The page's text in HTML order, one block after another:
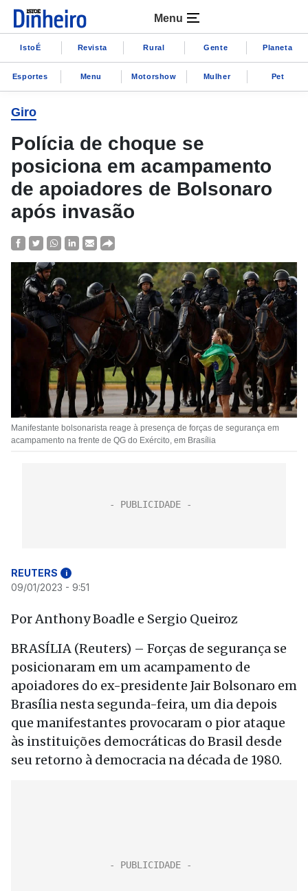
Menu
IstoÉ Revista Rural Gente Planeta
Esportes Menu Motorshow Mulher Pet
Giro
Polícia de choque se
posiciona em acampamento
de apoiadores de Bolsonaro
após invasão
Manifestante bolsonarista reage à presença de forças de segurança em
acampamento na frente de QG do Exército, em Brasília
REUTERS i
09/01/2023 - 9:51
Por Anthony Boadle e Sergio Queiroz
BRASÍLIA (Reuters) – Forças de segurança se
posicionaram em um acampamento de
apoiadores do ex-presidente Jair Bolsonaro em
Brasília nesta segunda-feira, um dia depois
que manifestantes provocaram o pior ataque
às instituições democráticas do Brasil desde
seu retorno à democracia na década de 1980.